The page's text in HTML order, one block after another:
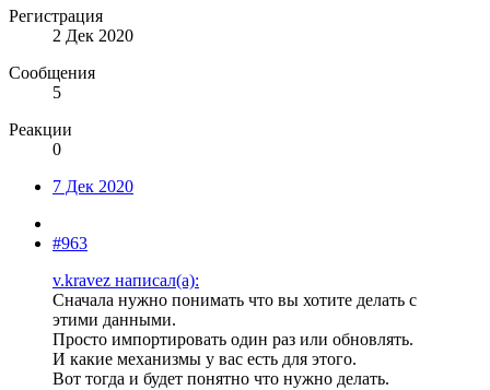
Регистрация
2 Дек 2020
Сообщения
5
Реакции
0
7 Дек 2020
#963
v.kravez написал(а):
Сначала нужно понимать что вы хотите делать с
этими данными.
Просто импортировать один раз или обновлять.
И какие механизмы у вас есть для этого.
Вот тогда и будет понятно что нужно делать.